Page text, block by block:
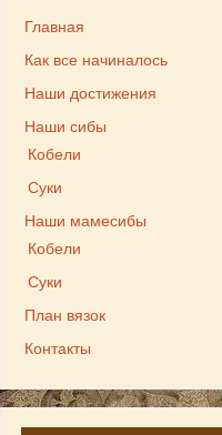
Главная
Как все начиналось
Наши достижения
Наши сибы
Кобели
Суки
Наши мамесибы
Кобели
Суки
План вязок
Контакты